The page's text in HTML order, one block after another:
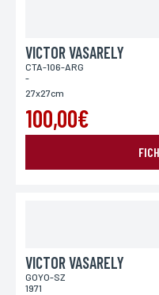
VICTOR VASARELY
CTA-106-ARG
-
27x27cm
100,00€
VICTOR VASARELY
GOYO-SZ
1971